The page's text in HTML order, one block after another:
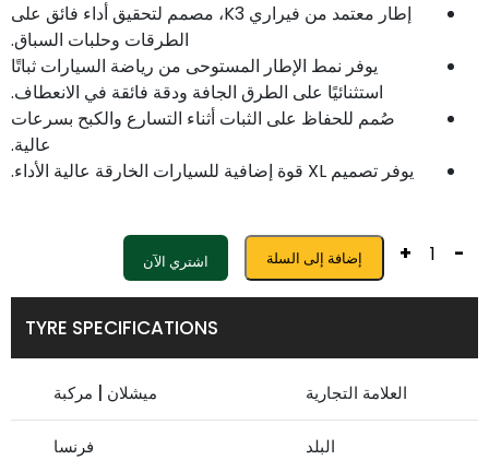
إطار معتمد من فيراري K3، مصمم لتحقيق أداء فائق على
الطرقات وحلبات السباق.
يوفر نمط الإطار المستوحى من رياضة السيارات ثباتًا
استثنائيًا على الطرق الجافة ودقة فائقة في الانعطاف.
صُمم للحفاظ على الثبات أثناء التسارع والكبح بسرعات
عالية.
يوفر تصميم XL قوة إضافية للسيارات الخارقة عالية الأداء.
-
+ إضافة إلى السلة اشتري الآن
TYRE SPECIFICATIONS
العلامة التجارية ميشلان | مركبة
البلد فرنسا